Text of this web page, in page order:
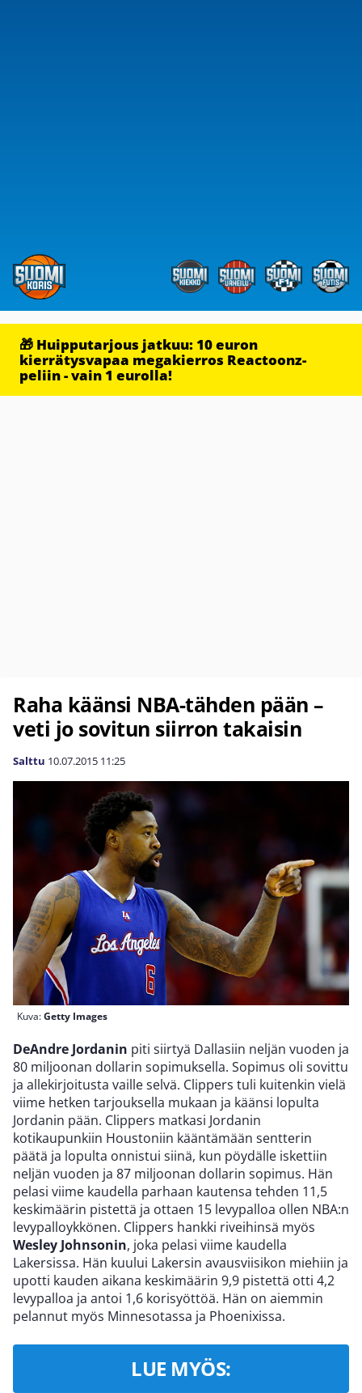
🎁 Huipputarjous jatkuu: 10 euron
kierrätysvapaa megakierros Reactoonz-
peliin - vain 1 eurolla!
Raha käänsi NBA-tähden pään –
veti jo sovitun siirron takaisin
Salttu 10.07.2015 11:25
Kuva:Getty Images
DeAndre Jordanin piti siirtyä Dallasiin neljän vuoden ja
80 miljoonan dollarin sopimuksella. Sopimus oli sovittu
ja allekirjoitusta vaille selvä. Clippers tuli kuitenkin vielä
viime hetken tarjouksella mukaan ja käänsi lopulta
Jordanin pään. Clippers matkasi Jordanin
kotikaupunkiin Houstoniin kääntämään sentterin
päätä ja lopulta onnistui siinä, kun pöydälle iskettiin
neljän vuoden ja 87 miljoonan dollarin sopimus. Hän
pelasi viime kaudella parhaan kautensa tehden 11,5
keskimäärin pistettä ja ottaen 15 levypalloa ollen NBA:n
levypalloykkönen. Clippers hankki riveihinsä myös
Wesley Johnsonin, joka pelasi viime kaudella
Lakersissa. Hän kuului Lakersin avausviisikon miehiin ja
upotti kauden aikana keskimäärin 9,9 pistettä otti 4,2
levypalloa ja antoi 1,6 korisyöttöä. Hän on aiemmin
pelannut myös Minnesotassa ja Phoenixissa.
LUE MYÖS: